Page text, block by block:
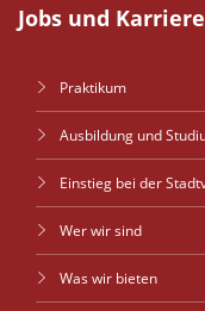
Jobs und Karriere
Praktikum
Ausbildung und
Einstieg bei der
Wer wir sind
Was wir bieten